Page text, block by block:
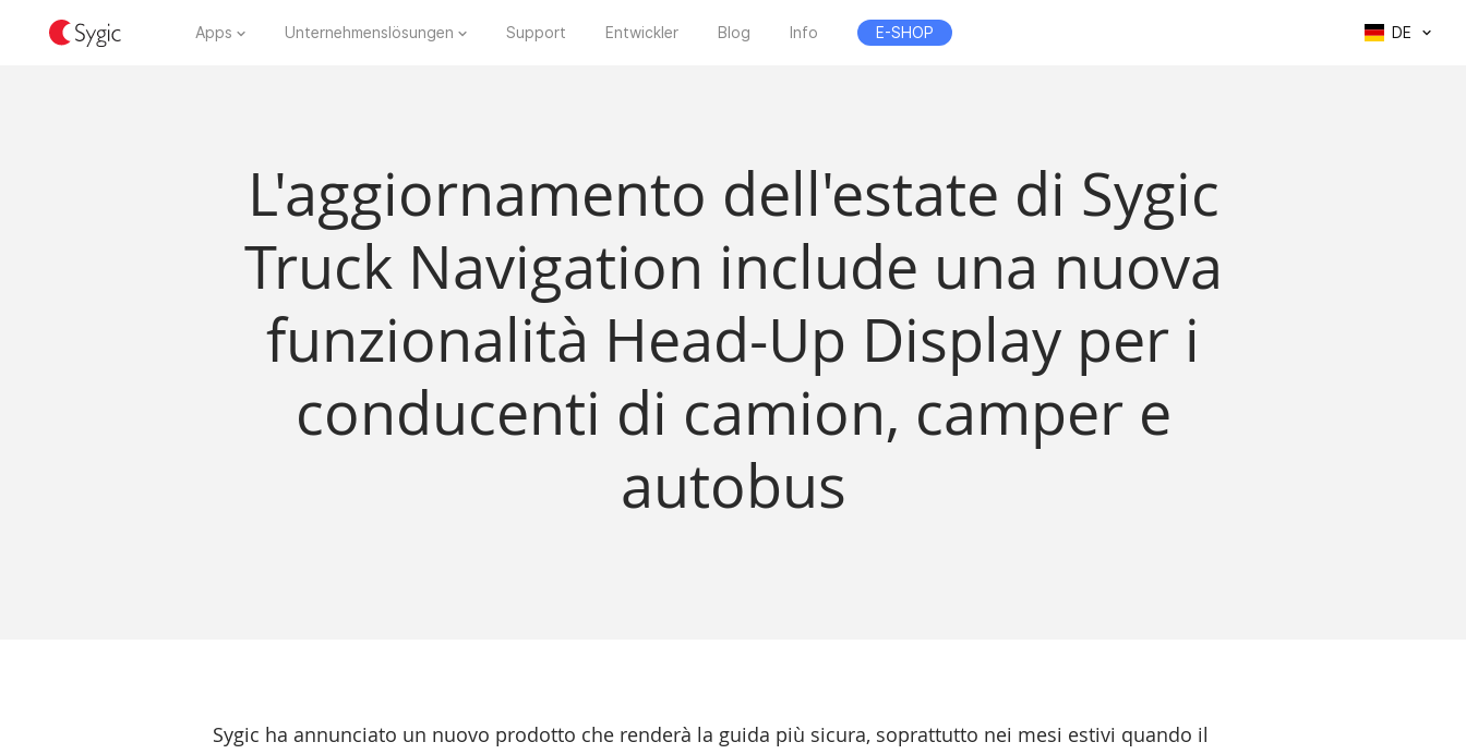
Apps Unternehmenslösungen Support Entwickler Blog Info E-SHOP DE
L'aggiornamento dell'estate di Sygic
Truck Navigation include una nuova
funzionalità Head-Up Display per i
conducenti di camion, camper e
autobus
Sygic ha annunciato un nuovo prodotto che renderà la guida più sicura, soprattutto nei mesi estivi quando il